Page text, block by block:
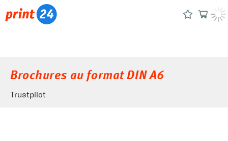
Brochures au format DIN A6
Trustpilot